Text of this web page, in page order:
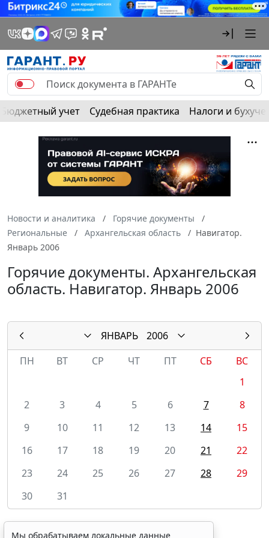
Бюджетный учет Судебная практика Налоги и
Новости и аналитика
Горячие документы
Региональные
Архангельская область
Навигатор.
Январь 2006
Горячие документы. Архангельская
область. Навигатор. Январь 2006
ЯНВАРЬ
2006
ПН
ВТ СР ЧТ ПТ СБ
ВС
1
2
3 4 5 6 7
8
9
10 11 12 13 14
15
16
17 18 19 20 21
22
23
24 25 26 27 28
29
30
31
Мы обрабатываем локальные данные